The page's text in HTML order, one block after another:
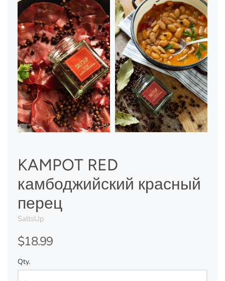
KAMPOT RED
камбоджийский красный
перец
SaltsUp
$18.99
Qty.